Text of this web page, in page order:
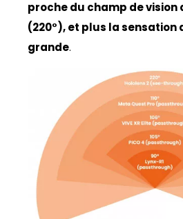
proche du champ de vision
(220°), et plus la sensation
grande.